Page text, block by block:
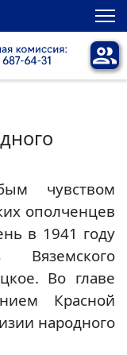
чувством
ополченцев
в 1941 году
Во главе
Красной
народного